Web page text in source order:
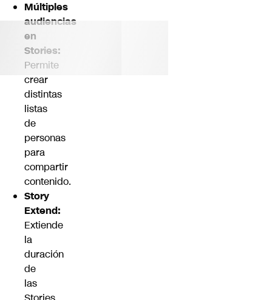
Múltiples
audiencias
en
Stories:
Permite
crear
distintas
listas
de
personas
para
compartir
contenido.
Story
Extend:
Extiende
la
duración
de
las